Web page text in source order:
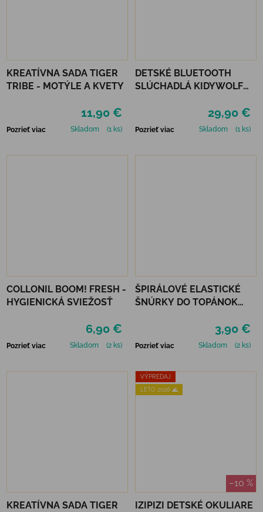
KREATÍVNA SADA TIGER
TRIBE - MOTÝLE A KVETY
11,90 €
Pozrieť viac Skladom (1 ks)
DETSKÉ BLUETOOTH
SLÚCHADLÁ KIDYWOLF
29,90 €
Pozrieť viac Skladom (1 ks)
COLLONIL BOOM! FRESH -
HYGIENICKÁ SVIEŽOSŤ
6,90 €
Pozrieť viac Skladom (2 ks)
ŠPIRÁLOVÉ ELASTICKÉ
ŠNÚRKY DO TOPÁNOK
3,90 €
Pozrieť viac Skladom (2 ks)
KREATÍVNA SADA TIGER
VÝPREDAJ
LETO 2026 🌊
–10 %
IZIPIZI DETSKÉ OKULIARE